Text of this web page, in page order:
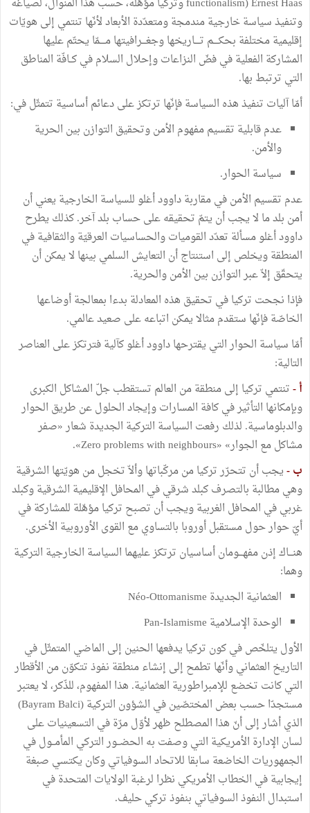
وتنفيذ سياسة خارجية مندمجة ومتعدّدة الأبعاد لأنّها تنتمي إلى هويّات
إقليمية مختلفة بحكــــم تــــاريخها وجغـــرافيتها مــــمّا يحتّم عليها
المشاركة الفعلية في فضّ النزاعات وإحلال السلام في كــافّة المناطق
التي ترتبط بها.
أمّا آليات تنفيذ هذه السياسة فإنّها ترتكز على دعائم أساسية تتمثّل في:
عدم قابلية تقسيم مفهوم الأمن وتحقيق التوازن بين الحرية
والأمن.
سياسة الحوار.
عدم تقسيم الأمن في مقاربة داوود أغلو للسياسة الخارجية يعني أن
أمن بلد ما لا يجب أن يتمّ تحقيقه على حساب بلد آخر. كذلك يطرح
داوود أغلو مسألة تعدّد القوميات والحساسيات العرقيّة والثقافية في
المنطقة ويخلص إلى استنتاج أن التعايش السلمي بينها لا يمكن أن
يتحقّق إلاّ عبر التوازن بين الأمن والحرية.
فإذا نجحت تركيا في تحقيق هذه المعادلة بدءا بمعالجة أوضاعها
الخاصّة فإنّها ستقدم مثالا يمكن اتباعه على صعيد عالمي.
أمّا سياسة الحوار التي يقترحها داوود أغلو كآلية فترتكز على العناصر
التالية:
أ -تنتمي تركيا إلى منطقة من العالم تستقطب جلّ المشاكل الكبرى
وبإمكانها التأثير في كافة المسارات وإيجاد الحلول عن طريق الحوار
والدبلوماسية. لذلك رفعت السياسة التركية الجديدة شعار «صفر
مشاكل مع الجوار» «Zero problems with neighbours».
ب -يجب أن تتحرّر تركيا من مركّباتها وألاّ تخجل من هويّتها الشرقية
وهي مطالبة بالتصرف كبلد شرقي في المحافل الإقليمية الشرقية وكبلد
غربي في المحافل الغربية ويجب أن تصبح تركيا مؤهّلة للمشاركة في
أيّ حوار حول مستقبل أوروبا بالتساوي مع القوى الأوروبية الأخرى.
هنـــاك إذن مفهـــومان أساسيان ترتكز عليهما السياسة الخارجية التركية
وهما:
العثمانية الجديدة Néo-Ottomanisme
الوحدة الإسلامية Pan-Islamisme
الأول يتلخّص في كون تركيا يدفعها الحنين إلى الماضي المتمثّل في
التاريخ العثماني وأنّها تطمح إلى إنشاء منطقة نفوذ تتكوّن من الأقطار
التي كانت تخضع للإمبراطورية العثمانية. هذا المفهوم، للذّكر، لا يعتبر
مستجدّا حسب بعض المختصّين في الشؤون التركية (Bayram Balci)
الذي أشار إلى أنّ هذا المصطلح ظهر لأوّل مرّة في التسعينيات على
لسان الإدارة الأمريكية التي وصفت به الحضــور التركي المأمــول في
الجمهوريات الخاضعة سابقا للاتحاد السوفياتي وكان يكتسي صبغة
إيجابية في الخطاب الأمريكي نظرا لرغبة الولايات المتحدة في
استبدال النفوذ السوفياتي بنفوذ تركي حليف.